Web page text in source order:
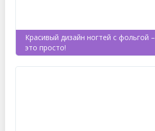
Красивый дизайн ногтей с фольгой –
это просто!